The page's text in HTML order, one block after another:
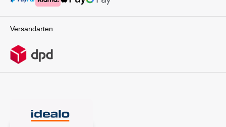
Versandarten